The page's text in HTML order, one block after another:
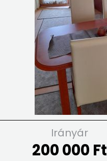
Irányár
200 000 Ft